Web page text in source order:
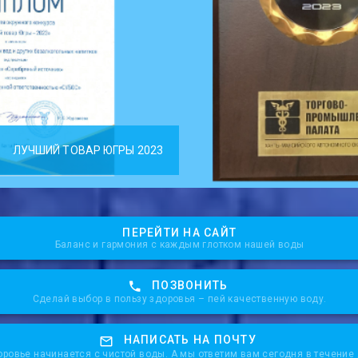
ЛУЧШИЙ ТОВАР ЮГРЫ 2023
ПЕРЕЙТИ НА САЙТ
Баланс и гармония с каждым глотком нашей воды
ПОЗВОНИТЬ
Сделай выбор в пользу здоровья – пей качественную воду.
НАПИСАТЬ НА ПОЧТУ
начинается с чистой воды. А мы ответим вам сегодня в течение